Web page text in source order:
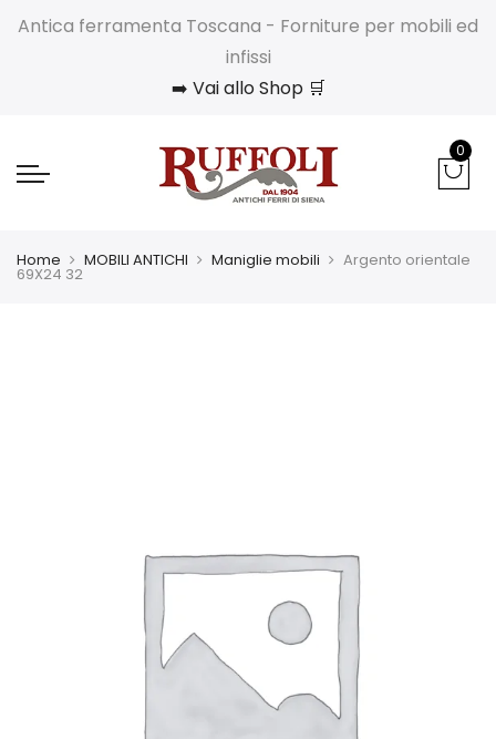
Antica ferramenta Toscana - Forniture per mobili ed
infissi
➡️ Vai allo Shop 🛒
0
Home MOBILI ANTICHI Maniglie mobili Argento orientale
69X24 32